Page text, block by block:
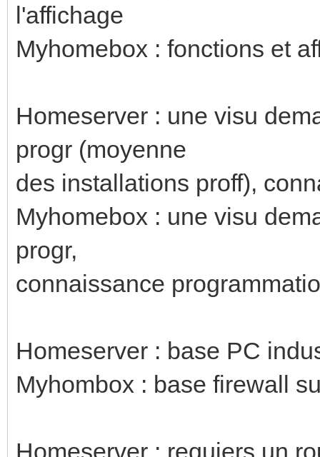
l'affichage
Myhomebox : fonctions et
Homeserver : une visu
progr (moyenne
des installations proff),
Myhomebox : une visu
progr,
connaissance
Homeserver : base PC
Myhombox : base firewall
Homeserver : requiers un